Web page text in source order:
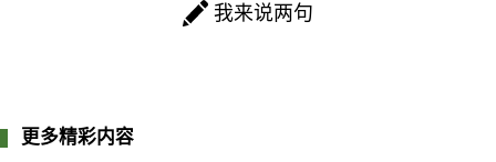
我来说两句
更多精彩内容